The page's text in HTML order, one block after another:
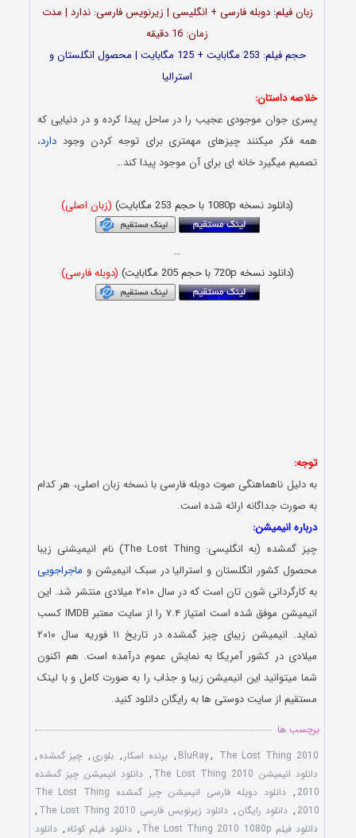
زبان فیلم: دوبله فارسی + انگلیسی | زیرنویس فارسی: ندارد | مدت
زمان: 16 دقیقه
حجم فیلم: 253 مگابایت + 125 مگابایت | محصول انگلستان و
استرالیا
خلاصه داستان:
پسری جوان موجودی عجیب را در ساحل پیدا کرده و در دنیایی که
همه فکر میکنند چیزهای مهمتری برای توجه کردن وجود دارد،
تصمیم میگیرد خانه ای برای آن موجود پیدا کند…
(دانلود نسخه 1080p با حجم 253 مگابایت)
(زبان اصلی)
…
(دانلود نسخه 720p با حجم 205 مگابایت)
(دوبله فارسی)
توجه:
به دلیل ناهماهنگی صوت دوبله فارسی با نسخه زبان اصلی، هر کدام
به صورت جداگانه ارائه شده است.
درباره انیمیشن:
چیز گمشده (به انگلیسی: The Lost Thing) نام انیمیشنی زیبا
محصول کشور انگلستان و استرالیا در سبک انیمیشن و ماجراجویی
به کارگردانی شون تان است که در سال ۲۰۱۰ میلادی منتشر شد. این
انیمیشن موفق شده است امتیاز ۷.۴ را از سایت معتبر IMDB کسب
نماید. انیمیشن زیبای چیز گمشده در تاریخ ۱۱ فوریه سال ۲۰۱۰
میلادی در کشور آمریکا به نمایش عموم درآمده است. هم اکنون
شما میتوانید این انیمیشن زیبا و جذاب را به صورت کامل و با لینک
مستقیم از سایت دوستی ها به رایگان دانلود کنید.
برچسب ها
BluRay, The Lost Thing 2010
, برنده اسکار , بلوری , چیز گمشده ,
دانلود انیمیشن The Lost Thing 2010
, دانلود انیمیشن چیز گمشده
2010
,
دانلود دوبله فارسی انیمیشن چیز گمشده The Lost Thing
2010
, دانلود رایگان , دانلود زیرنویس فارسی The Lost Thing 2010
,
دانلود فیلم The Lost Thing 2010 1080p
, دانلود فیلم کوتاه , دانلود